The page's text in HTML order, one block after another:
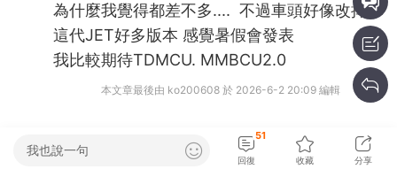
為什麼我覺得都差不多.... 不過車頭好像改掉了
這代JET好多版本 感覺暑假會發表
我比較期待TDMCU. MMBCU2.0
本文章最後由 ko200608 於 2026-6-2 20:09 編輯
就是快 9
我也說一句
回復
51
收藏 分享